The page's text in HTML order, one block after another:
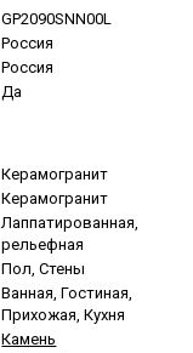
GP2090SNN00L
Россия
Россия
Да
Керамогранит
Керамогранит
Лаппатированная,
рельефная
Пол, Стены
Ванная, Гостиная,
Прихожая, Кухня
Камень